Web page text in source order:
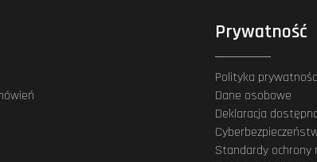
Prywatność
Polityka
Dane osobowe
Deklaracja
Standardy ochrony